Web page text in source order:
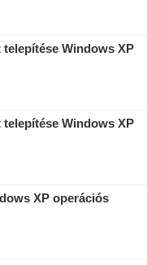
Windows XP
Windows XP
XP operációs